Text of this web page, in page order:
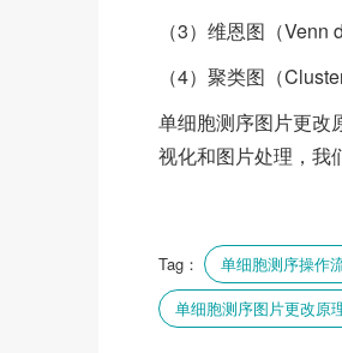
（3）维恩图（
（4）聚类图（
单细胞测序图片更改
视化和图片处理，我
Tag： 单细胞测序操作
单细胞测序图片更改原